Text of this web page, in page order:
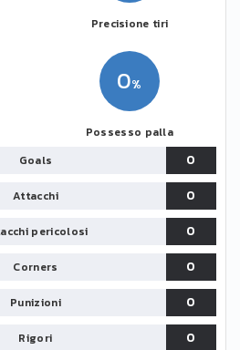
0
Possesso palla
Precisione tiri
Goals
0
Attacchi
0
pericolosi
0
Corners
0
Punizioni
0
Rigori 0